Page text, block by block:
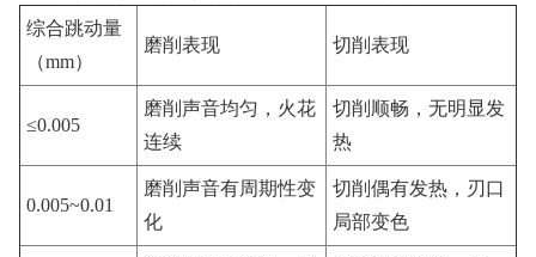
综合跳动量
（mm）
磨削表现 切削表现
≤0.005
磨削声音均匀，火花
连续
切削顺畅，无明显发
热
0.005~0.01
磨削声音有周期性变
化
切削偶有发热，刃口
局部变色